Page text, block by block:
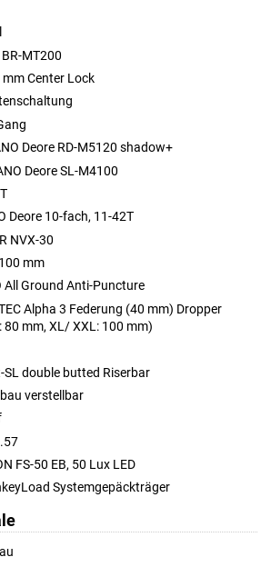
MT200
mm Center Lock
Deore RD-M5120 shadow+
Deore SL-M4100
Deore 10-fach, 11-42T
NVX-30
100 mm
All Ground Anti-Puncture
Alpha 3 Federung (40 mm) Dropper
80 mm, XL/ XXL: 100 mm)
SL double butted Riserbar
verstellbar
FS-50 EB, 50 Lux LED
Systemgepäckträger